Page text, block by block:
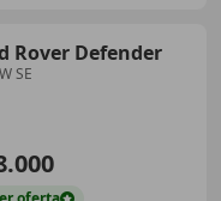
Rover Defender
SE